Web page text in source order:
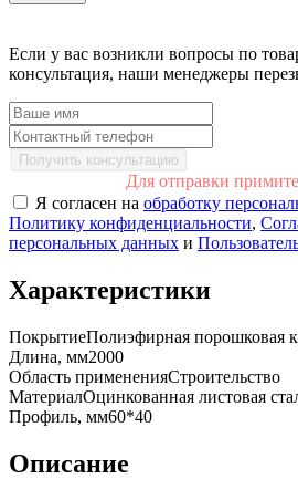
Если у вас возникли вопросы по
консультация, наши менеджеры
Получить консультацию
Для отправки
Я согласен на обработку
Политику конфиденциальности,
персональных данных и
Характеристики
ПокрытиеПолиэфирная порошковая
Длина, мм2000
Область примененияСтроительство
МатериалОцинкованная листовая
Профиль, мм60*40
Описание